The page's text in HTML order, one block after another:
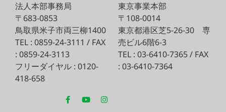
法人本部事務局
〒683-0853
鳥取県米子市両三柳1400
TEL : 0859-24-3111 / FAX
: 0859-24-3113
フリーダイヤル : 0120-
418-658
東京事業本部
〒108-0014
東京都港区芝5-26-30 専
売ビル6階6-3
TEL : 03-6410-7365 / FAX
: 03-6410-7364